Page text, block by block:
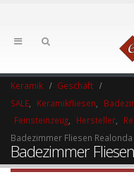
Keramik
Geschäft
SALE
Keramikfliesen
Feinsteinzeug
Hersteller
Badezimmer Fliesen
Badezimmer